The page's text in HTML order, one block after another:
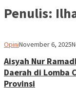
Penulis:
OpiniIlham
November 6, 2025
Aisyah Nur
Daerah di Lomba
Provinsi